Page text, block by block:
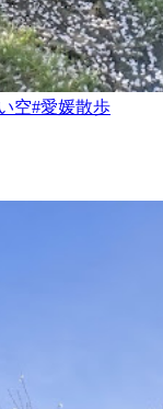
空#愛媛散歩